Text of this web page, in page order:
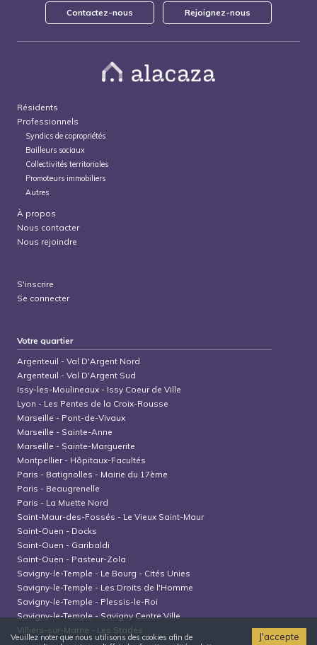
Contactez-nous Rejoignez-nous
Résidents
Professionnels
Syndics de copropriétés
Bailleurs sociaux
Collectivités territoriales
Promoteurs immobiliers
Autres
À propos
Nous contacter
Nous rejoindre
S'inscrire
Se connecter
Votre quartier
Argenteuil -Val D'Argent Nord
Argenteuil -Val D'Argent Sud
Issy-les-Moulineaux - Issy Coeur de Ville
Lyon - Les Pentes de la Croix-Rousse
Marseille - Pont-de-Vivaux
Marseille - Sainte-Anne
Marseille - Sainte-Marguerite
Montpellier- Hôpitaux-Facultés
Paris - Batignolles - Mairie du 17ème
Paris - Beaugrenelle
Paris - La Muette Nord
Saint-Maur-des-Fossés - Le Vieux Saint-Maur
Saint-Ouen - Docks
Saint-Ouen - Garibaldi
Saint-Ouen - Pasteur-Zola
Savigny-le-Temple - Le Bourg - Cités Unies
Savigny-le-Temple - Les Droits de l'Homme
Savigny-le-Temple - Plessis-le-Roi
Savigny-le-Temple-Savigny Centre Ville
Villiers-sur-Marne - Les Stades
Veuillez noter que nous utilisons des cookies afin de
J'accepte